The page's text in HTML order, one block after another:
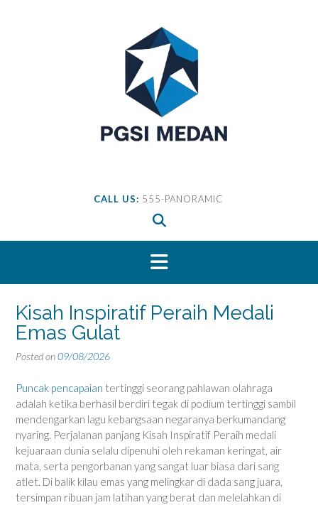
CALL US: 555-PANORAMIC
Kisah Inspiratif Peraih Medali
Emas Gulat
Posted on09/08/2026
Puncak pencapaian tertinggi seorang pahlawan olahraga
adalah ketika berhasil berdiri tegak di podium tertinggi sambil
mendengarkan lagu kebangsaan negaranya berkumandang
nyaring. Perjalanan panjang Kisah Inspiratif Peraih medali
kejuaraan dunia selalu dipenuhi oleh rekaman keringat, air
mata, serta pengorbanan yang sangat luar biasa dari sang
atlet. Di balik kilau emas yang melingkar di dada sang juara,
tersimpan ribuan jam latihan yang berat dan melelahkan di